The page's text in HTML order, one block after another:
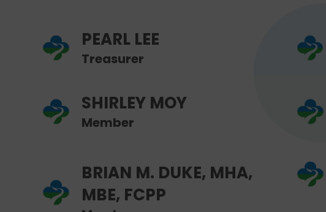
PEARL LEE
Treasurer
SHIRLEY MOY
Member
BRIAN M. DUKE, MHA,
MBE, FCPP